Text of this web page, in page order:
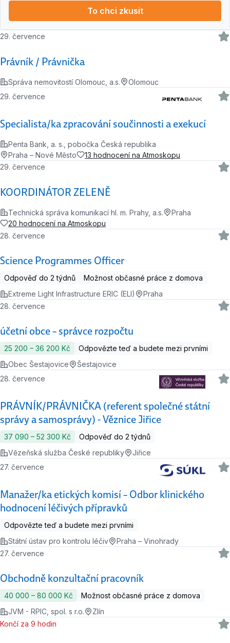
To chci zkusit
Právník / Právnička
29. července
Správa nemovitostí Olomouc, a.s. Olomouc
Specialista/ka zpracování součinnosti a exekucí
29. července
Penta Bank, a. s., pobočka Česká republika
Praha – Nové Město
13 hodnocení na Atmoskopu
KOORDINÁTOR ZELENĚ
29. července
Technická správa komunikací hl. m. Prahy, a.s.
Praha
20 hodnocení na Atmoskopu
Science Programmes Officer
28. července
Odpověď do 2 týdnů
Možnost občasné práce z domova
Extreme Light Infrastructure ERIC (ELI)
Praha
účetní obce – správce rozpočtu
28. července
25 200 ‍–‍ 36 200 Kč
Odpovězte teď a budete mezi prvními
Obec Šestajovice
Šestajovice
PRÁVNÍK/PRÁVNIČKA (referent společné státní
správy a samosprávy) - Věznice Jiřice
28. července
37 090 ‍–‍ 52 300 Kč
Odpověď do 2 týdnů
Vězeňská služba České republiky
Jiřice
Manažer/ka etických komisí – Odbor klinického
hodnocení léčivých přípravků
27. července
Odpovězte teď a budete mezi prvními
Státní ústav pro kontrolu léčiv
Praha – Vinohrady
Obchodně konzultační pracovník
27. července
40 000 ‍–‍ 80 000 Kč
Možnost občasné práce z domova
JVM - RPIC, spol. s r.o.
Zlín
Končí za 9 hodin